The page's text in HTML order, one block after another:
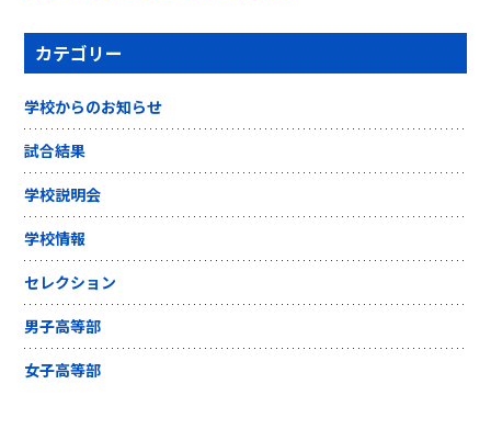
カテゴリー
学校からのお知らせ
試合結果
学校説明会
学校情報
セレクション
男子高等部
女子高等部